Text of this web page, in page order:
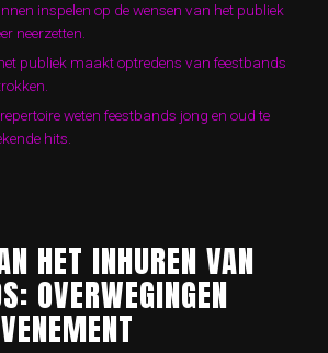
inspelen op de wensen van het publiek
neerzetten.
publiek maakt optredens van feestbands
weten feestbands jong en oud te
hits.
HET INHUREN VAN
OVERWEGINGEN